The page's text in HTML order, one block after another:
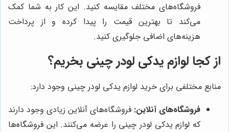
فروشگاه‌های مختلف مقایسه کنید. این کار به شما کمک
می‌کند تا بهترین قیمت را پیدا کرده و از پرداخت
هزینه‌های اضافی جلوگیری کنید.
از کجا لوازم یدکی لودر چینی بخریم؟
منابع مختلفی برای خرید لوازم یدکی لودر چینی وجود دارد:
فروشگاه‌های آنلاین: فروشگاه‌های آنلاین زیادی وجود دارند
که لوازم یدکی لودر چینی را عرضه می‌کنند. این فروشگاه‌ها